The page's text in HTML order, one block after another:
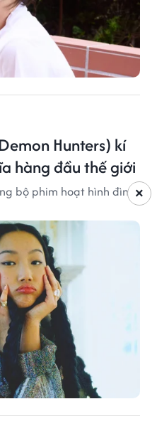
Hunters) kí
hàng đầu thế giới
bộ phim hoạt hình đình ×